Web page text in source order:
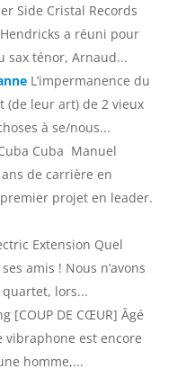
Side Cristal Records
a réuni pour
sax ténor, Arnaud...
L’impermanence du
(de leur art) de 2 vieux
à se/nous...
Cuba Manuel
de carrière en
projet en leader.
Extension Quel
amis ! Nous n’avons
lors...
[COUP DE CŒUR] Âgé
vibraphone est encore
homme,...